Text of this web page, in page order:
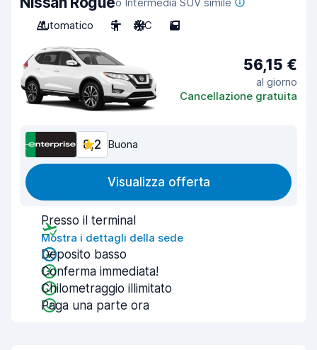
Automatico
5 A/C 5
56,15 €
al giorno
Cancellazione gratuita
8,2 Buona
Visualizza offerta
Presso il terminal
Mostra i dettagli della sede
Deposito basso
Conferma immediata!
Chilometraggio illimitato
Paga una parte ora